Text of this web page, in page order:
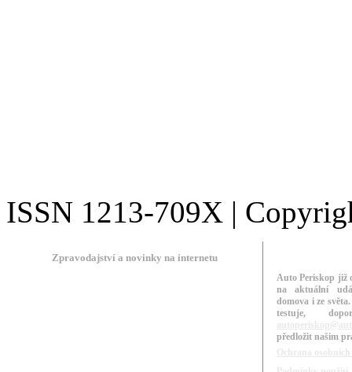
ISSN 1213-709X |
Zpravodajství a novinky na internetu
Auto Periskop již
na aktuální
domova i ze
testuje,
předložit našim